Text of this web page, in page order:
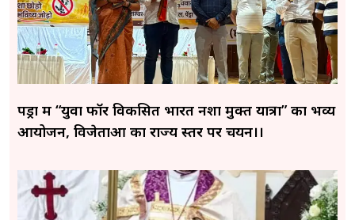
पेंड्रा में “युवा फॉर विकसित भारत नशा मुक्त यात्रा” का भव्य
आयोजन, विजेताओं का राज्य स्तर पर चयन।।